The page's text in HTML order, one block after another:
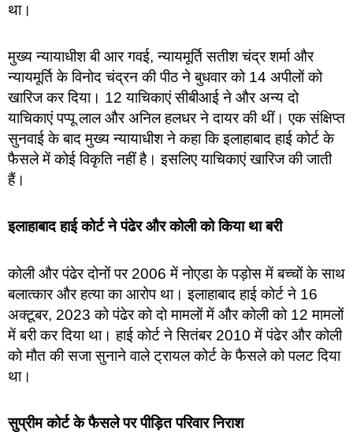
था।
मुख्य न्यायाधीश बी आर गवई, न्यायमूर्ति सतीश चंद्र शर्मा और
न्यायमूर्ति के विनोद चंद्रन की पीठ ने बुधवार को 14 अपीलों को
खारिज कर दिया। 12 याचिकाएं सीबीआई ने और अन्य दो
याचिकाएं पप्पू लाल और अनिल हलधर ने दायर की थीं। एक संक्षिप्त
सुनवाई के बाद मुख्य न्यायाधीश ने कहा कि इलाहाबाद हाई कोर्ट के
फैसले में कोई विकृति नहीं है। इसलिए याचिकाएं खारिज की जाती
हैं।
इलाहाबाद हाई कोर्ट ने पंढेर और कोली को किया था बरी
कोली और पंढेर दोनों पर 2006 में नोएडा के पड़ोस में बच्चों के साथ
बलात्कार और हत्या का आरोप था। इलाहाबाद हाई कोर्ट ने 16
अक्टूबर, 2023 को पंढेर को दो मामलों में और कोली को 12 मामलों
में बरी कर दिया था। हाई कोर्ट ने सितंबर 2010 में पंढेर और कोली
को मौत की सजा सुनाने वाले ट्रायल कोर्ट के फैसले को पलट दिया
था।
सुप्रीम कोर्ट के फैसले पर पीड़ित परिवार निराश